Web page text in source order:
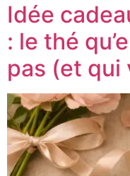
Idée
: le thé
pas (et qui